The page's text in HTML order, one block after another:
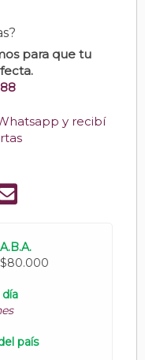
para que tu
y recibí
país